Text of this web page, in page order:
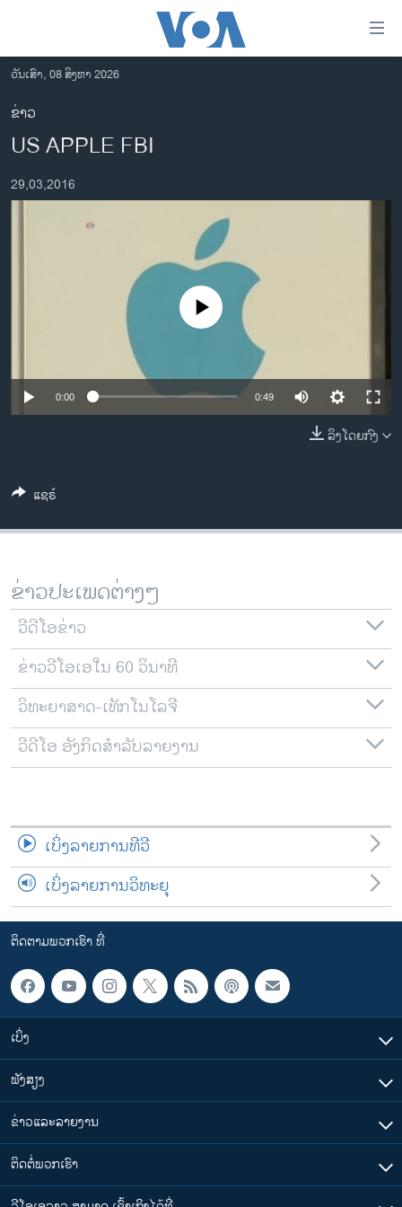
ເຂົ້າ
ຫາ
ຂ້າມ
ຂ້າມ
ໄປ
ອາເມຣິກາ
ການເລືອກຕັ້ງ ປະທານາທີບໍດີ ສະຫະລັດ 2024
ອິດສະຫຼະພາບດ້ານການຂ່າວ
ຊຸມຊົນຊາວລາວ
ວິທະຍາສາດ-ເທັກໂນໂລຈີ
ພາສາອັງກິດ
ລາຍການກະຈາຍສຽງ
ລາຍງານ
ຕິດຕາມພວກເຮົາ ທີ່
ພາສາຕ່າງໆ
ວັນເສົາ, 08 ສິງຫາ 2026
ຂ່າວ
US APPLE FBI
29,03,2016
No media source currently available
0:00 0:49
ລິງໂດຍກົງ
ແຊຣ໌
ຂ່າວປະເພດຕ່າງໆ
ວີດີໂອຂ່າວ
ຂ່າວວີໂອເອໃນ 60 ວິນາທີ
ວິທະຍາສາດ-ເທັກໂນໂລຈີ
ວີດີໂອ ອັງກິດສຳລັບລາຍງານ
ເບິ່ງລາຍການທີວີ
ເບິ່ງລາຍການວິທະຍຸ
ຕິດຕາມພວກເຮົາ ທີ່
ເບິ່ງ
ຟັງສຽງ
ຂ່າວແລະລາຍງານ
ຕິດຕໍ່ພວກເຮົາ